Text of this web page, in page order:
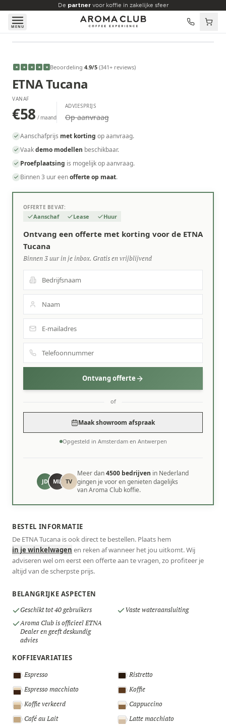
Skip to main content
De partnervoor koffie in zakelijke sfeer
MENU
€58 /maand
★ ★ ★ ★ ★ Beoordeling 4.9/5 (341+ reviews)
ETNA Tucana
VANAF
€58 / maand
ADVIESPRIJS
Op aanvraag
Aanschafprijs met korting op aanvraag.
Vaakdemo modellen beschikbaar.
Proefplaatsing is mogelijk op aanvraag.
Binnen 3 uur eenofferte op maat.
OFFERTE BEVAT:
Aanschaf Lease Huur
Ontvang een offerte met korting voor de ETNA
Tucana
Binnen 3 uur in je inbox. Gratis en vrijblijvend
Ontvang offerte
of
Maak showroom afspraak
Opgesteld in Amsterdam en Antwerpen
JD ML TV
Meer dan4500 bedrijven in Nederland
gingen je voor en genieten dagelijks
van Aroma Club koffie.
BESTEL INFORMATIE
De ETNA Tucana is ook direct te bestellen. Plaats hem
in je winkelwagen en reken af wanneer het jou uitkomt. Wij
adviseren wel om eerst een offerte aan te vragen, zo profiteer je
altijd van de scherpste prijs.
BELANGRIJKE ASPECTEN
Geschikt tot 40 gebruikers
Vaste wateraansluiting
Aroma Club is officieel ETNA
Dealer en geeft deskundig
advies
KOFFIEVARIATIES
Espresso
Ristretto
Espresso macchiato
Koffie
Koffie verkeerd
Cappuccino
Café au Lait
Latte macchiato